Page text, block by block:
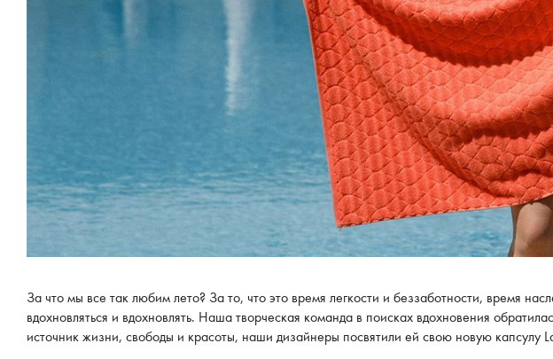
За что мы все так любим лето? За то, что это время легкости и беззаботности, время
вдохновляться и вдохновлять. Наша творческая команда в поисках вдохновения
источник жизни, свободы и красоты, наши дизайнеры посвятили ей свою новую капсулу